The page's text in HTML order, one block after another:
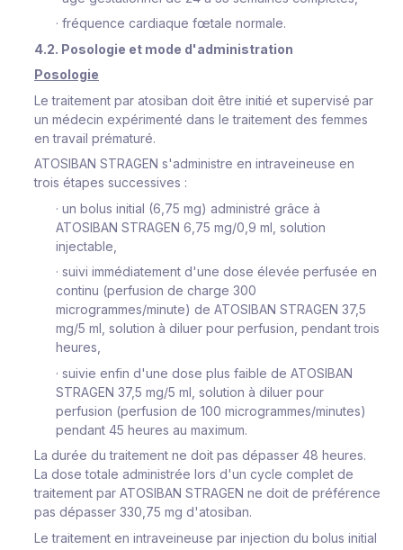
· fréquence cardiaque fœtale normale.
4.2. Posologie et mode d'administration
Posologie
Le traitement par atosiban doit être initié et supervisé par
un médecin expérimenté dans le traitement des femmes
en travail prématuré.
ATOSIBAN STRAGEN s'administre en intraveineuse en
trois étapes successives :
· un bolus initial (6,75 mg) administré grâce à
ATOSIBAN STRAGEN 6,75 mg/0,9 ml, solution
injectable,
· suivi immédiatement d'une dose élevée perfusée en
continu (perfusion de charge 300
microgrammes/minute) de ATOSIBAN STRAGEN 37,5
mg/5 ml, solution à diluer pour perfusion, pendant trois
heures,
· suivie enfin d'une dose plus faible de ATOSIBAN
STRAGEN 37,5 mg/5 ml, solution à diluer pour
perfusion (perfusion de 100 microgrammes/minutes)
pendant 45 heures au maximum.
La durée du traitement ne doit pas dépasser 48 heures.
La dose totale administrée lors d'un cycle complet de
traitement par ATOSIBAN STRAGEN ne doit de préférence
pas dépasser 330,75 mg d'atosiban.
Le traitement en intraveineuse par injection du bolus initial